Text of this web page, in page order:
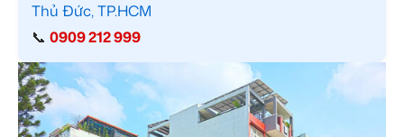
Thủ Đức, TP.HCM
📞 0909 212 999